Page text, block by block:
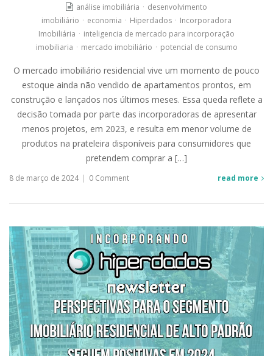
análise imobiliária · desenvolvimento
imobiliário · economia · Hiperdados · Incorporadora
Imobiliária · inteligencia de mercado para incorporação
imobiliaria · mercado imobiliário · potencial de consumo
O mercado imobiliário residencial vive um momento de pouco
estoque ainda não vendido de apartamentos prontos, em
construção e lançados nos últimos meses. Essa queda reflete a
decisão tomada por parte das incorporadoras de apresentar
menos projetos, em 2023, e resulta em menor volume de
produtos na prateleira disponíveis para consumidores que
pretendem comprar a […]
8 de março de 2024 | 0 Comment read more